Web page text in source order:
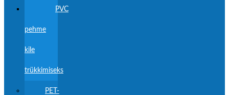
PVC
pehme
kile
trükkimiseks
PET-